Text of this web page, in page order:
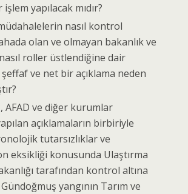
yapılacak mıdır?
nasıl kontrol
olan ve olmayan bakanlık ve
roller üstlendiğine dair
ve net bir açıklama neden
AFAD ve diğer kurumlar
açıklamaların birbiriyle
tutarsızlıklar ve
eksikliği konusunda Ulaştırma
tarafından kontrol altına
Gündoğmuş yangının Tarım ve